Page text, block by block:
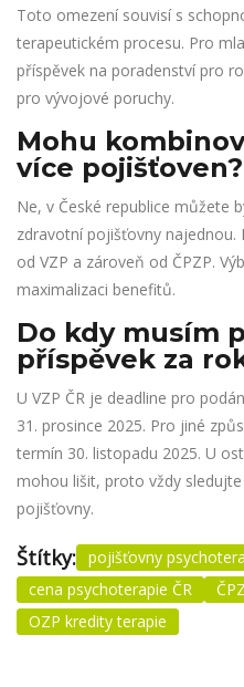
Toto omezení souvisí s
terapeutickém procesu. Pro
příspěvek na poradenství pro
pro vývojové poruchy.
Mohu
více pojišťoven?
Ne, v České republice můžete
zdravotní pojišťovny
od VZP a zároveň od ČPZP.
maximalizaci benefitů.
Do kdy musím
příspěvek za
U VZP ČR je deadline pro
31. prosince 2025. Pro jiné
termín 30. listopadu 2025. U
mohou lišit, proto vždy
pojišťovny.
Štítky: pojišťovny
cena psychoterapie ČR
OZP kredity terapie